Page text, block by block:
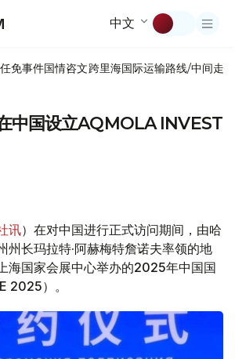
中文
任免事件国情咨文跨里海国际运输路线/中间走廊
中国设立AQMOLA INVEST
讯）在对中国进行正式访问期间，由哈
州长玛拉特·阿赫梅特詹诺夫率领的地
海国家会展中心举办的2025年中国国
2025）。